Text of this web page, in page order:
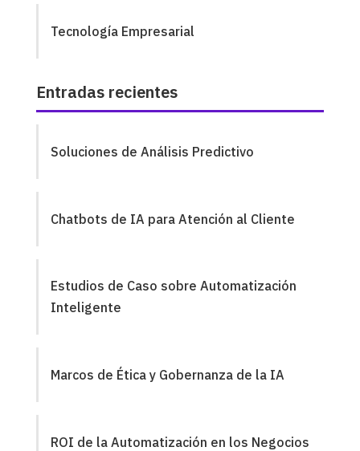
Tecnología Empresarial
Entradas recientes
Soluciones de Análisis Predictivo
Chatbots de IA para Atención al Cliente
Estudios de Caso sobre Automatización
Inteligente
Marcos de Ética y Gobernanza de la IA
ROI de la Automatización en los Negocios